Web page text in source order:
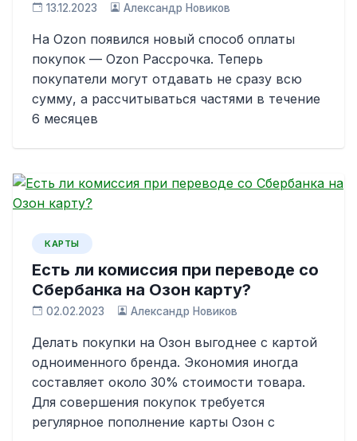
13.12.2023 Александр Новиков
На Ozon появился новый способ оплаты
покупок — Ozon Рассрочка. Теперь
покупатели могут отдавать не сразу всю
сумму, а рассчитываться частями в течение
6 месяцев
КАРТЫ
Есть ли комиссия при переводе со
Сбербанка на Озон карту?
02.02.2023 Александр Новиков
Делать покупки на Озон выгоднее с картой
одноименного бренда. Экономия иногда
составляет около 30% стоимости товара.
Для совершения покупок требуется
регулярное пополнение карты Озон с